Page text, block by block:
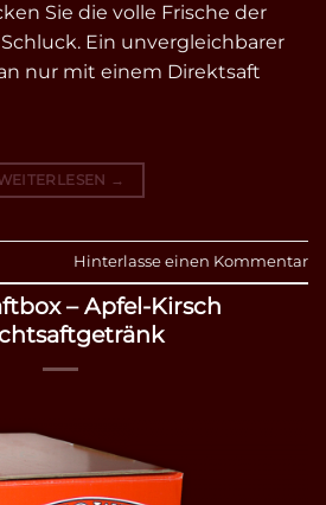
Sie die volle Frische der
Ein unvergleichbarer
nur mit einem Direktsaft
→
Hinterlasse einen Kommentar
– Apfel-Kirsch